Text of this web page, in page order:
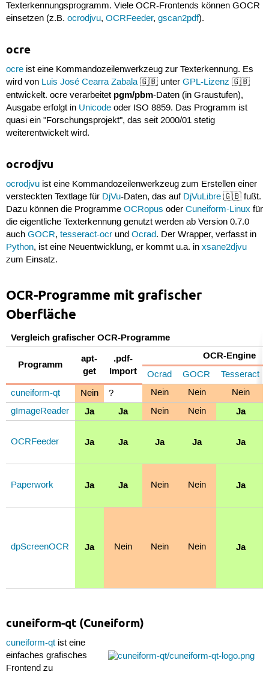
Texterkennungsprogramm. Viele OCR-Frontends können GOCR
einsetzen (z.B. ocrodjvu, OCRFeeder, gscan2pdf).
ocre
ocreist eine Kommandozeilenwerkzeug zur Texterkennung. Es
wird von Luis José Cearra Zabala🇬🇧 unter GPL-Lizenz 🇬🇧
entwickelt. ocre verarbeitet pgm/pbm-Daten (in Graustufen),
Ausgabe erfolgt in Unicodeoder ISO 8859. Das Programm ist
quasi ein "Forschungsprojekt", das seit 2000/01 stetig
weiterentwickelt wird.
ocrodjvu
ocrodjvuist eine Kommandozeilenwerkzeug zum Erstellen einer
versteckten Textlage für DjVu-Daten, das auf DjVuLibre🇬🇧 fußt.
Dazu können die Programme OCRopus oder Cuneiform-Linux für
die eigentliche Texterkennung genutzt werden ab Version 0.7.0
auch GOCR, tesseract-ocrund Ocrad. Der Wrapper, verfasst in
Python, ist eine Neuentwicklung, er kommt u.a. in xsane2djvu
zum Einsatz.
OCR-Programme mit grafischer
Oberfläche
Vergleich grafischer OCR-Programme
Programm
apt-
get
.pdf-
Import
OCR-Engine
Ocrad GOCR
Tesseract
cuneiform-qt
Nein ? Nein Nein
Nein
gImageReader
Ja Ja Nein Nein Ja
OCRFeeder Ja Ja Ja Ja Ja
Paperwork Ja Ja Nein Nein Ja
dpScreenOCR Ja Nein Nein Nein Ja
cuneiform-qt (Cuneiform)
cuneiform-qtist eine
einfaches grafisches
Frontend zu